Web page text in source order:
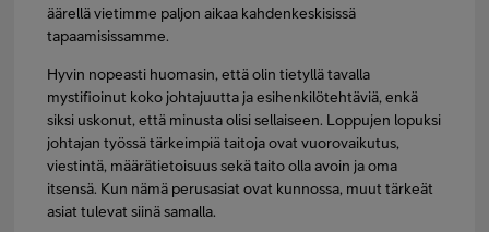
äärellä vietimme paljon aikaa kahdenkeskisissä
tapaamisissamme.
Hyvin nopeasti huomasin, että olin tietyllä tavalla
mystifioinut koko johtajuutta ja esihenkilötehtäviä, enkä
siksi uskonut, että minusta olisi sellaiseen. Loppujen lopuksi
johtajan työssä tärkeimpiä taitoja ovat vuorovaikutus,
viestintä, määrätietoisuus sekä taito olla avoin ja oma
itsensä. Kun nämä perusasiat ovat kunnossa, muut tärkeät
asiat tulevat siinä samalla.